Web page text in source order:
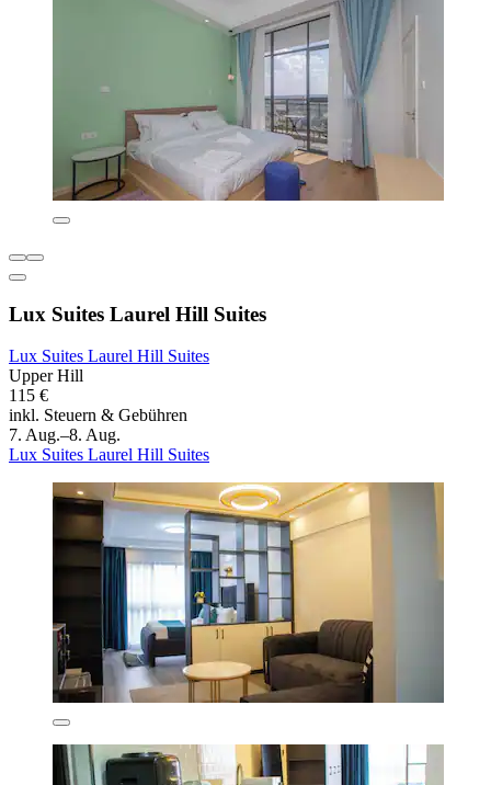
Lux Suites Laurel Hill Suites
Lux Suites Laurel Hill Suites
Upper Hill
115 €
inkl. Steuern & Gebühren
7. Aug.–8. Aug.
Lux Suites Laurel Hill Suites